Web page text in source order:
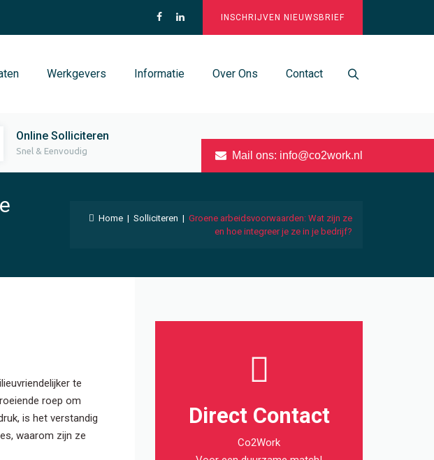
INSCHRIJVEN NIEUWSBRIEF
Werkgevers Informatie Over Ons Contact
Online Solliciteren
Snel & Eenvoudig Mail ons: info@co2work.nl
Home | Solliciteren | Groene arbeidsvoorwaarden: Wat zijn ze
en hoe integreer je ze in je bedrijf?
te
roep om
is het verstandig
waarom zijn ze
Direct Contact
Co2Work